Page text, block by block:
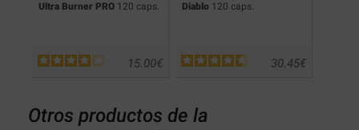
Ultra Burner PRO 120 caps.
€
15.00
Diablo 120 caps.
€
30.45
Otros productos de la